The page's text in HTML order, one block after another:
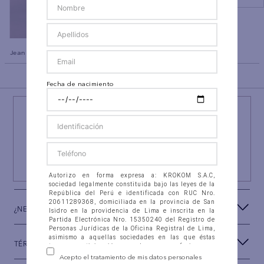
Jean Slim Straight Ae
¡NEWSLETTER AEO!
ÚNETE A
Y RECIBE UN REGALO ESPECIAL
SUSCRIBIRSE
¿NECESITAS AYUDA?
TÉRMINOS Y CONDICIONES
Fecha de nacimiento
Autorizo en forma expresa a: KROKOM S.A.C,
sociedad legalmente constituida bajo las leyes de la
República del Perú e identificada con RUC Nro.
20611289368, domiciliada en la provincia de San
Isidro en la providencia de Lima e inscrita en la
Partida Electrónica Nro. 15350240 del Registro de
Personas Jurídicas de la Oficina Registral de Lima,
asimismo a aquellas sociedades en las que éstas
tengan participación, con las que se fusionen o
integren (en adelante “la Compañía”), para que
Acepto el tratamiento de mis datos personales